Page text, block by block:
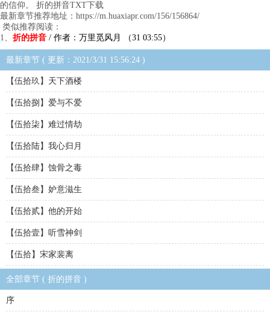
的信仰。 折的拼音TXT下载
最新章节推荐地址：https://m.huaxiapr.com/156/156864/
类似推荐阅读：
1、 折的拼音 / 作者：万里觅风月 （31 03:55）
最新章节 ( 更新：2021/3/31 15:56:24 )
【伍拾玖】天下酒楼
【伍拾捌】爱与不爱
【伍拾柒】难过情劫
【伍拾陆】我心归月
【伍拾肆】蚀骨之毒
【伍拾叁】妒意滋生
【伍拾贰】他的开始
【伍拾壹】听雪神剑
【伍拾】宋家裴离
全部章节 ( 折的拼音 )
序